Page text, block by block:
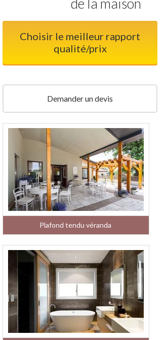
Choisir le meilleur rapport
qualité/prix
Demander un devis
Plafond tendu véranda